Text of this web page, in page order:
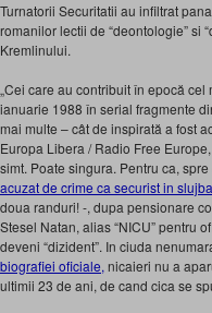
Turnatorii Securitatii au infiltrat
romanilor lectii de “deontologie” si
Kremlinului.
„Cei care au contribuit în epocă cel
ianuarie 1988 în serial fragmente
mai multe – cât de inspirată a fost
Europa Libera / Radio Free
simt. Poate singura. Pentru ca,
acuzat de crime ca securist in
doua randuri! -, dupa pensionare
Stesel Natan, alias “NICU” pentru
deveni “dizident”. In ciuda
biografiei oficiale, nicaieri nu a
ultimii 23 de ani, de cand cica se